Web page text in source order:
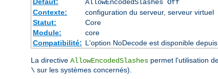
AllowEncodedSlashes Off
Contexte:
configuration du serveur, serveur virtuel
Statut:
Core
Module:
core
Compatibilité: L'option NoDecode est disponible
La directive AllowEncodedSlashes permet l'utilisation
\ sur les systèmes concernés).